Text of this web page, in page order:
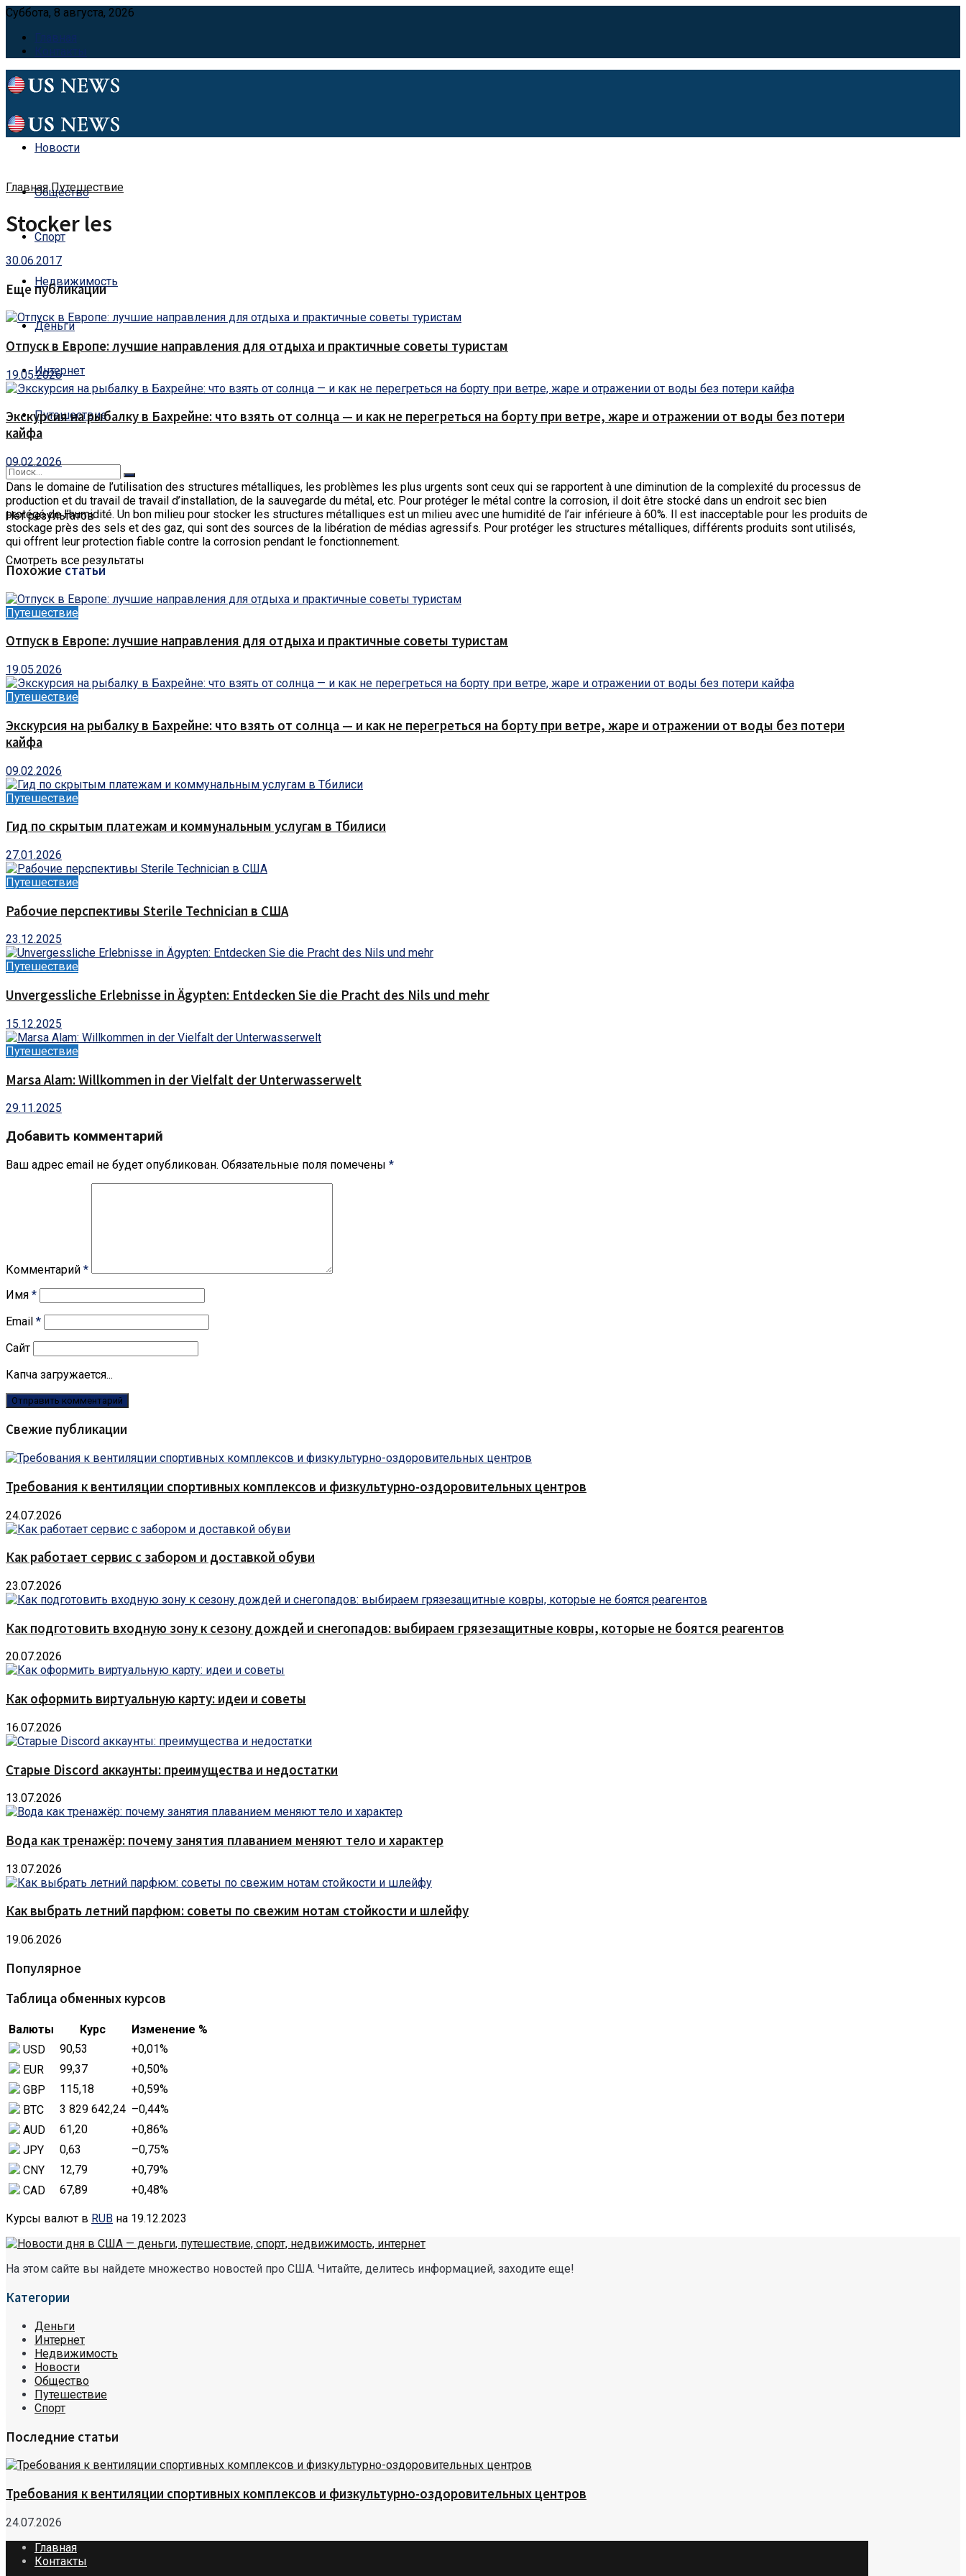
Суббота, 8 августа, 2026
Главная
Контакты
Новости
Общество
Спорт
Недвижимость
Деньги
Интернет
Путешествие
Нет результатов
Смотреть все результаты
Главная Путешествие
Stocker les
30.06.2017
Еще публикации
Отпуск в Европе: лучшие направления для отдыха и практичные советы туристам
19.05.2026
Экскурсия на рыбалку в Бахрейне: что взять от солнца — и как не перегреться на борту при ветре, жаре и отражении от воды без потери
кайфа
09.02.2026
Dans le domaine de l’utilisation des structures métalliques, les problèmes les plus urgents sont ceux qui se rapportent à une diminution de la complexité du processus de
production et du travail de travail d’installation, de la sauvegarde du métal, etc. Pour protéger le métal contre la corrosion, il doit être stocké dans un endroit sec bien
protégé de l’humidité. Un bon milieu pour stocker les structures métalliques est un milieu avec une humidité de l’air inférieure à 60%. Il est inacceptable pour les produits de
stockage près des sels et des gaz, qui sont des sources de la libération de médias agressifs. Pour protéger les structures métalliques, différents produits sont utilisés,
qui offrent leur protection fiable contre la corrosion pendant le fonctionnement.
Похожие статьи
Путешествие
Отпуск в Европе: лучшие направления для отдыха и практичные советы туристам
19.05.2026
Путешествие
Экскурсия на рыбалку в Бахрейне: что взять от солнца — и как не перегреться на борту при ветре, жаре и отражении от воды без потери
кайфа
09.02.2026
Путешествие
Гид по скрытым платежам и коммунальным услугам в Тбилиси
27.01.2026
Путешествие
Рабочие перспективы Sterile Technician в США
23.12.2025
Путешествие
Unvergessliche Erlebnisse in Ägypten: Entdecken Sie die Pracht des Nils und mehr
15.12.2025
Путешествие
Marsa Alam: Willkommen in der Vielfalt der Unterwasserwelt
29.11.2025
Добавить комментарий
Ваш адрес email не будет опубликован. Обязательные поля помечены *
Комментарий *
Имя *
Email *
Сайт
Капча загружается...
Свежие публикации
Требования к вентиляции спортивных комплексов и физкультурно-оздоровительных центров
24.07.2026
Как работает сервис с забором и доставкой обуви
23.07.2026
Как подготовить входную зону к сезону дождей и снегопадов: выбираем грязезащитные ковры, которые не боятся реагентов
20.07.2026
Как оформить виртуальную карту: идеи и советы
16.07.2026
Старые Discord аккаунты: преимущества и недостатки
13.07.2026
Вода как тренажёр: почему занятия плаванием меняют тело и характер
13.07.2026
Как выбрать летний парфюм: советы по свежим нотам стойкости и шлейфу
19.06.2026
Популярное
Таблица обменных курсов
Валюты Курс
Изменение %
USD
90,53 +0,01%
EUR
99,37 +0,50%
GBP
115,18 +0,59%
BTC
3 829 642,24 –0,44%
AUD
61,20 +0,86%
JPY
0,63 –0,75%
CNY
12,79 +0,79%
CAD
67,89 +0,48%
Курсы валют в RUB на 19.12.2023
На этом сайте вы найдете множество новостей про США. Читайте, делитесь информацией, заходите еще!
Категории
Деньги
Интернет
Недвижимость
Новости
Общество
Путешествие
Спорт
Последние статьи
Требования к вентиляции спортивных комплексов и физкультурно-оздоровительных центров
24.07.2026
Главная
Контакты